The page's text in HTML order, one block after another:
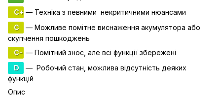
C+— Техніка з певними некритичними нюансами
C
— Можливе помітне виснаження акумулятора або
скупчення пошкоджень
C- — Помітний знос, але всі функції збережені
D
— Робочий стан, можлива відсутність деяких
функцій
Опис